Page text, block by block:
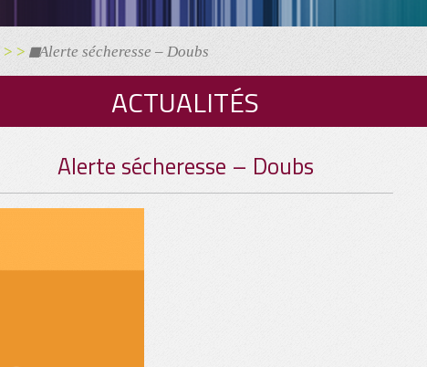
> > Alerte sécheresse – Doubs
ACTUALITÉS
Alerte sécheresse – Doubs